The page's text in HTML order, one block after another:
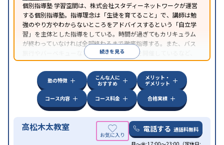
個別指導塾 学習空間は、株式会社スタディーネットワークが運営
する個別指導塾。指導理念は「生徒を育てること」で、講師は勉
強のやり方やわからないところをアドバイスするという「自立学
習」を主体とした指導をしている。時間が過ぎてもカリキュラム
が終わっていなければ全部終わるまで徹底指導する。また、バス
旅行やバーベキューなどの「校外学習会」を開催しているなど、
独自の取り組みを行っている。
続きを見る
塾の特徴
こんな人に
おすすめ
メリット・
デメリット
コース内容
コース料金 合格実績
高松木太教室 電話する 通話料無料